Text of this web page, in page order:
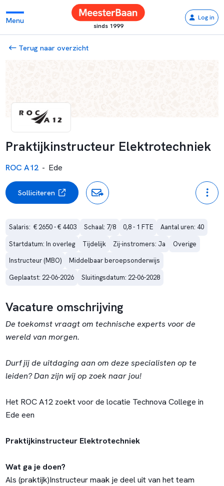
Menu
sinds 1999
Log in
Terug naar overzicht
Praktijkinstructeur Elektrotechniek
ROC A12 - Ede
Solliciteren
Salaris:  € 2650 - € 4403 Schaal: 7/8 0,8 - 1 FTE
Aantal uren: 40
Startdatum: In overleg
Tijdelijk Zij-instromers: Ja
Overige
Instructeur (MBO)
Middelbaar beroepsonderwijs
Geplaatst: 22-06-2026
Sluitingsdatum: 22-06-2028
Vacature omschrijving
De toekomst vraagt om technische experts voor de
wereld van morgen.
Durf jij de uitdaging aan om deze specialisten op te
leiden? Dan zijn wij op zoek naar jou!
Het ROC A12 zoekt voor de locatie Technova College in
Ede een
Praktijkinstructeur Elektrotechniek
Wat ga je doen?
Als (praktijk)Instructeur maak je deel uit van het team